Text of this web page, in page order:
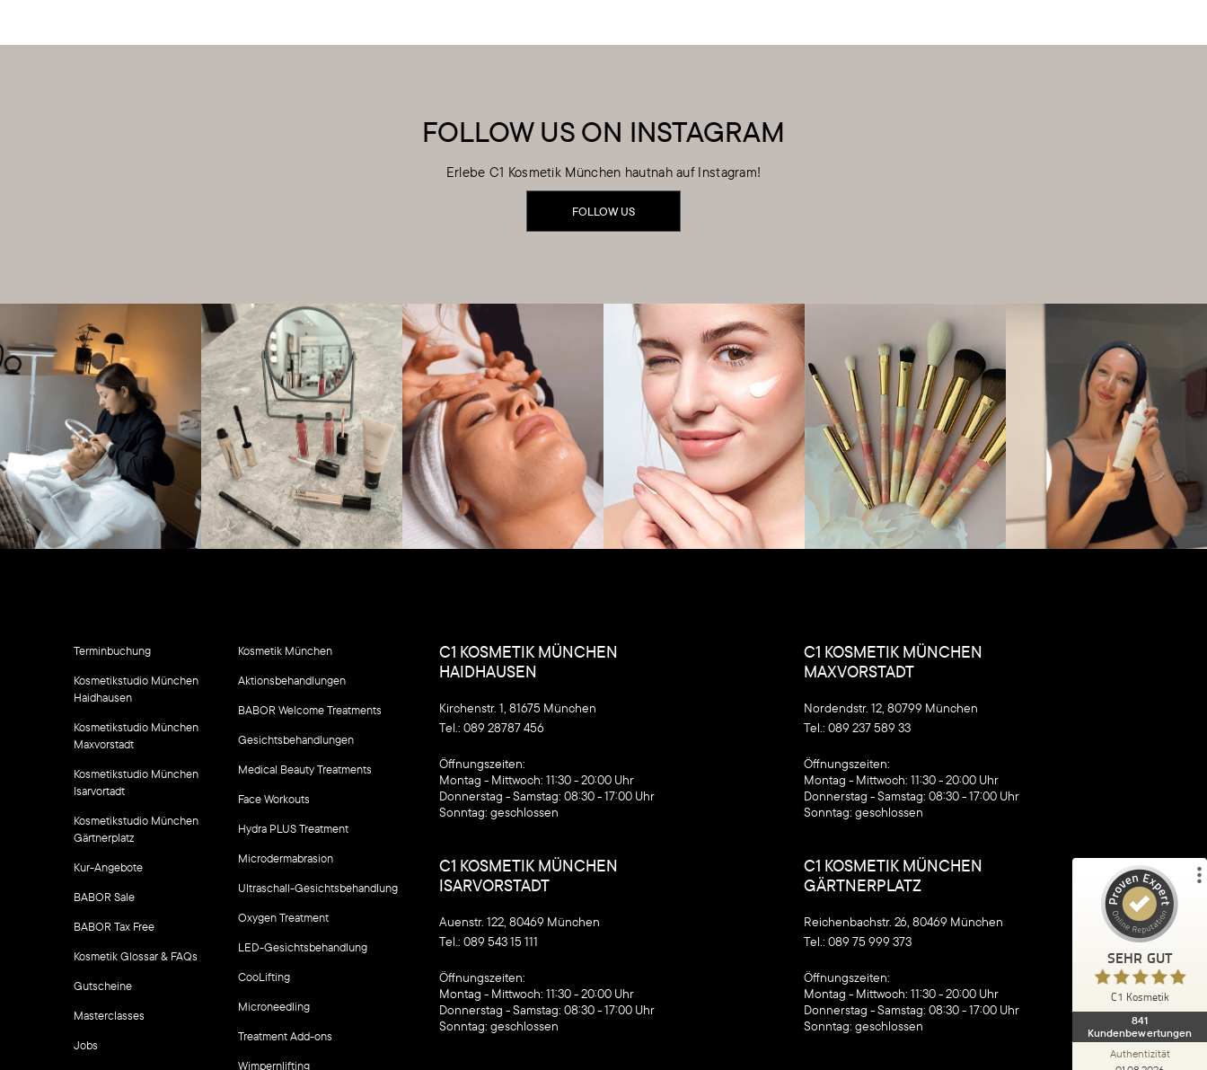
FOLLOW US ON INSTAGRAM
Erlebe C1 Kosmetik München hautnah auf Instagram!
FOLLOW US
Terminbuchung
Kosmetikstudio München
Haidhausen
Kosmetikstudio München
Maxvorstadt
Kosmetikstudio München
Isarvortadt
Kosmetikstudio München
Gärtnerplatz
Kur-Angebote
BABOR Sale
BABOR Tax Free
Kosmetik Glossar & FAQs
Gutscheine
Masterclasses
Jobs
Kosmetik München
Aktionsbehandlungen
BABOR Welcome Treatments
Gesichtsbehandlungen
Medical Beauty Treatments
Face Workouts
Hydra PLUS Treatment
Microdermabrasion
Ultraschall-Gesichtsbehandlung
Oxygen Treatment
LED-Gesichtsbehandlung
CooLifting
Microneedling
Treatment Add-ons
Wimpernlifting
C1 KOSMETIK MÜNCHEN
HAIDHAUSEN
Kirchenstr. 1, 81675 München
Tel.: 089 28787 456
‍Öffnungszeiten:
Montag - Mittwoch: 11:30 - 20:00 Uhr
Donnerstag - Samstag: 08:30 - 17:00 Uhr
Sonntag: geschlossen
C1 KOSMETIK MÜNCHEN
ISARVORSTADT
Auenstr. 122, 80469 München
Tel.: 089 543 15 111
‍Öffnungszeiten:
Montag - Mittwoch: 11:30 - 20:00 Uhr
Donnerstag - Samstag: 08:30 - 17:00 Uhr
Sonntag: geschlossen
C1 KOSMETIK MÜNCHEN
MAXVORSTADT
Nordendstr. 12, 80799 München
Tel.:089 237 589 33
‍Öffnungszeiten:
Montag - Mittwoch: 11:30 - 20:00 Uhr
Donnerstag - Samstag: 08:30 - 17:00 Uhr
Sonntag: geschlossen
C1 KOSMETIK MÜNCHEN
GÄRTNERPLATZ
Reichenbachstr. 26, 80469 München
Tel.:089 75 999 373
‍Öffnungszeiten:
Montag - Mittwoch: 11:30 - 20:00 Uhr
Donnerstag - Samstag: 08:30 - 17:00 Uhr
Sonntag: geschlossen
SEHR GUT
C1 Kosmetik
841
Kundenbewertungen
Authentizität
SEHR GUT
1
Bewertung auf
ProvenExpert.com
Blick aufs ProvenExpert-Profil werfen
Anonym
Ich habe meine Behandlung in der
Isarvorstadt bei der Giorgia gemacht, zwei
Mal schon und beide Male super z...